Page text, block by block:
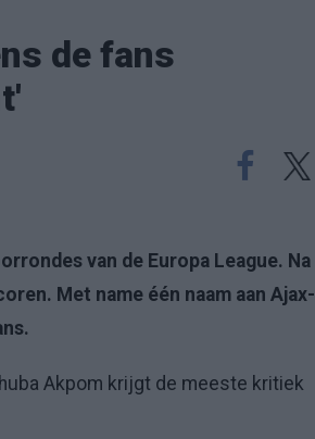
de fans
van de Europa League. Na
Met name één naam aan Ajax-
Akpom krijgt de meeste kritiek